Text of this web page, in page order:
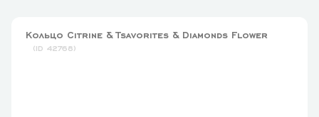
Кольцо Citrine & Tsavorites & Diamonds Flower
42768